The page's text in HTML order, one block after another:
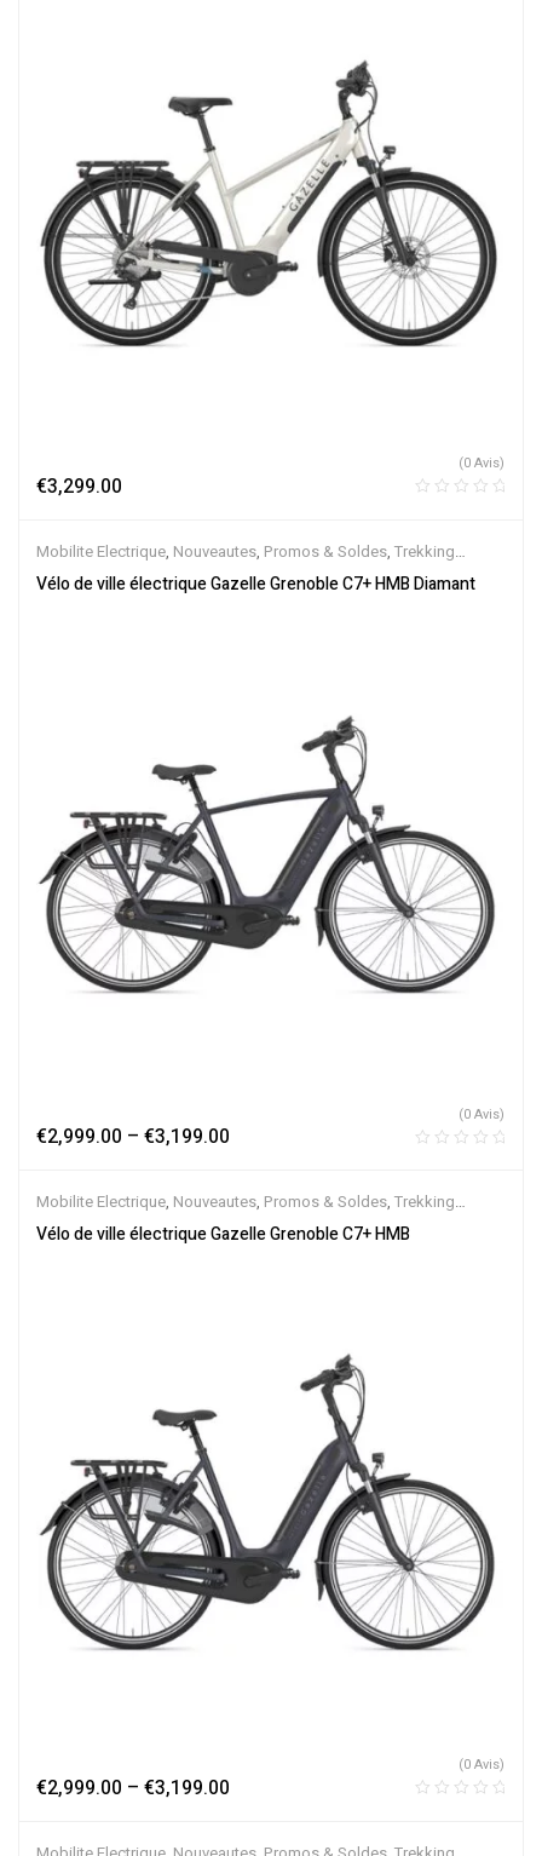
€3,299.00
(0 Avis)
Mobilite Electrique, Nouveautes, Promos & Soldes, Trekking
électrique,Vélo électrique ville,Velos Electriques,VTC Electrique
Vélo de ville électrique Gazelle Grenoble C7+ HMB Diamant
€2,999.00 – €3,199.00
(0 Avis)
Mobilite Electrique, Nouveautes, Promos & Soldes, Trekking
électrique,Vélo électrique ville,Velos Electriques,VTC Electrique
Vélo de ville électrique Gazelle Grenoble C7+ HMB
€2,999.00 – €3,199.00
(0 Avis)